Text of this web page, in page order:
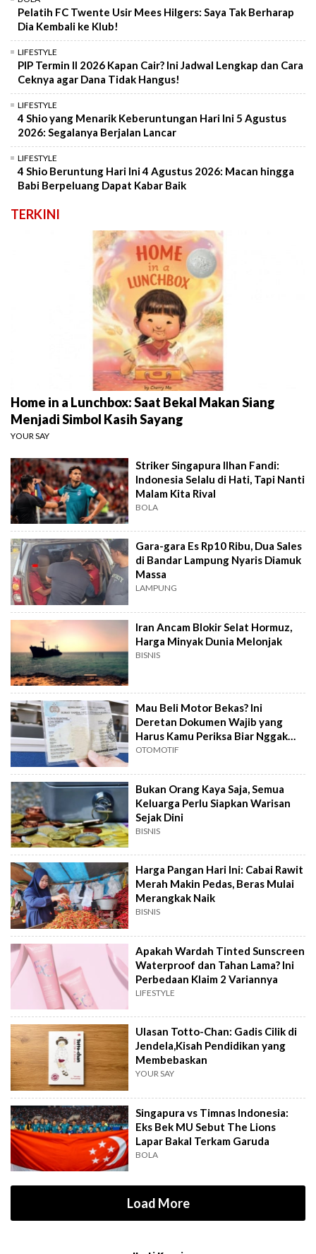
Pelatih FC Twente Usir Mees Hilgers: Saya Tak Berharap
Dia Kembali ke Klub!
LIFESTYLE
PIP Termin II 2026 Kapan Cair? Ini Jadwal Lengkap dan Cara
Ceknya agar Dana Tidak Hangus!
LIFESTYLE
4 Shio yang Menarik Keberuntungan Hari Ini 5 Agustus
2026: Segalanya Berjalan Lancar
LIFESTYLE
4 Shio Beruntung Hari Ini 4 Agustus 2026: Macan hingga
Babi Berpeluang Dapat Kabar Baik
TERKINI
Home in a Lunchbox: Saat Bekal Makan Siang
Menjadi Simbol Kasih Sayang
YOUR SAY
Striker Singapura Ilhan Fandi:
Indonesia Selalu di Hati, Tapi Nanti
Malam Kita Rival
BOLA
Gara-gara Es Rp10 Ribu, Dua Sales
di Bandar Lampung Nyaris Diamuk
Massa
LAMPUNG
Iran Ancam Blokir Selat Hormuz,
Harga Minyak Dunia Melonjak
BISNIS
Mau Beli Motor Bekas? Ini
Deretan Dokumen Wajib yang
Harus Kamu Periksa Biar Nggak
Ketipu
OTOMOTIF
Bukan Orang Kaya Saja, Semua
Keluarga Perlu Siapkan Warisan
Sejak Dini
BISNIS
Harga Pangan Hari Ini: Cabai Rawit
Merah Makin Pedas, Beras Mulai
Merangkak Naik
BISNIS
Apakah Wardah Tinted Sunscreen
Waterproof dan Tahan Lama? Ini
Perbedaan Klaim 2 Variannya
LIFESTYLE
Ulasan Totto-Chan: Gadis Cilik di
Jendela,Kisah Pendidikan yang
Membebaskan
YOUR SAY
Singapura vs Timnas Indonesia:
Eks Bek MU Sebut The Lions
Lapar Bakal Terkam Garuda
BOLA
Load More